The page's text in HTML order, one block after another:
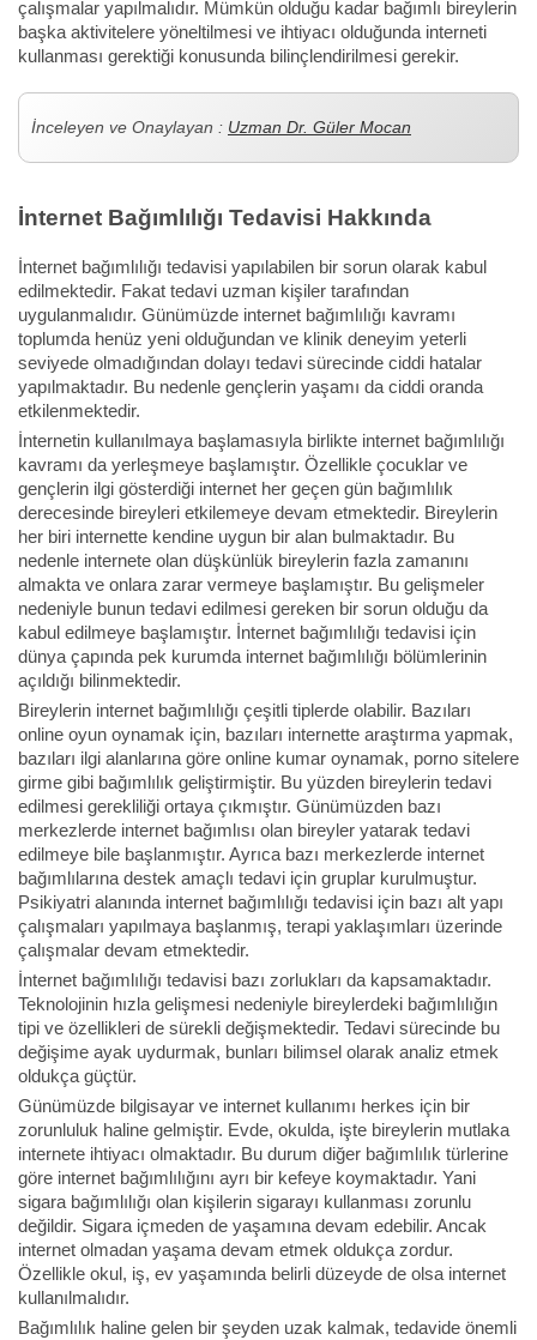
çalışmalar yapılmalıdır. Mümkün olduğu kadar bağımlı bireylerin
başka aktivitelere yöneltilmesi ve ihtiyacı olduğunda interneti
kullanması gerektiği konusunda bilinçlendirilmesi gerekir.
İnceleyen ve Onaylayan : Uzman Dr. Güler Mocan
İnternet Bağımlılığı Tedavisi Hakkında
İnternet bağımlılığı tedavisi yapılabilen bir sorun olarak kabul
edilmektedir. Fakat tedavi uzman kişiler tarafından
uygulanmalıdır. Günümüzde internet bağımlılığı kavramı
toplumda henüz yeni olduğundan ve klinik deneyim yeterli
seviyede olmadığından dolayı tedavi sürecinde ciddi hatalar
yapılmaktadır. Bu nedenle gençlerin yaşamı da ciddi oranda
etkilenmektedir.
İnternetin kullanılmaya başlamasıyla birlikte internet bağımlılığı
kavramı da yerleşmeye başlamıştır. Özellikle çocuklar ve
gençlerin ilgi gösterdiği internet her geçen gün bağımlılık
derecesinde bireyleri etkilemeye devam etmektedir. Bireylerin
her biri internette kendine uygun bir alan bulmaktadır. Bu
nedenle internete olan düşkünlük bireylerin fazla zamanını
almakta ve onlara zarar vermeye başlamıştır. Bu gelişmeler
nedeniyle bunun tedavi edilmesi gereken bir sorun olduğu da
kabul edilmeye başlamıştır. İnternet bağımlılığı tedavisi için
dünya çapında pek kurumda internet bağımlılığı bölümlerinin
açıldığı bilinmektedir.
Bireylerin internet bağımlılığı çeşitli tiplerde olabilir. Bazıları
online oyun oynamak için, bazıları internette araştırma yapmak,
bazıları ilgi alanlarına göre online kumar oynamak, porno sitelere
girme gibi bağımlılık geliştirmiştir. Bu yüzden bireylerin tedavi
edilmesi gerekliliği ortaya çıkmıştır. Günümüzden bazı
merkezlerde internet bağımlısı olan bireyler yatarak tedavi
edilmeye bile başlanmıştır. Ayrıca bazı merkezlerde internet
bağımlılarına destek amaçlı tedavi için gruplar kurulmuştur.
Psikiyatri alanında internet bağımlılığı tedavisi için bazı alt yapı
çalışmaları yapılmaya başlanmış, terapi yaklaşımları üzerinde
çalışmalar devam etmektedir.
İnternet bağımlılığı tedavisi bazı zorlukları da kapsamaktadır.
Teknolojinin hızla gelişmesi nedeniyle bireylerdeki bağımlılığın
tipi ve özellikleri de sürekli değişmektedir. Tedavi sürecinde bu
değişime ayak uydurmak, bunları bilimsel olarak analiz etmek
oldukça güçtür.
Günümüzde bilgisayar ve internet kullanımı herkes için bir
zorunluluk haline gelmiştir. Evde, okulda, işte bireylerin mutlaka
internete ihtiyacı olmaktadır. Bu durum diğer bağımlılık türlerine
göre internet bağımlılığını ayrı bir kefeye koymaktadır. Yani
sigara bağımlılığı olan kişilerin sigarayı kullanması zorunlu
değildir. Sigara içmeden de yaşamına devam edebilir. Ancak
internet olmadan yaşama devam etmek oldukça zordur.
Özellikle okul, iş, ev yaşamında belirli düzeyde de olsa internet
kullanılmalıdır.
Bağımlılık haline gelen bir şeyden uzak kalmak, tedavide önemli